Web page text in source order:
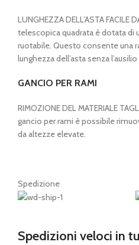
LUNGHEZZA DELL’ASTA FACILE
telescopica quadrata è dotata di
ruotabile. Questo consente una
lunghezza dell’asta senza
GANCIO PER RAMI
RIMOZIONE DEL MATERIALE
gancio per rami è possibile
da altezze elevate.
Spedizione
Spedizioni veloci in